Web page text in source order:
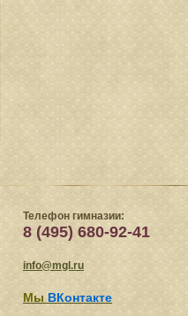
Телефон гимназии:
8 (495) 680-92-41
info@mgl.ru
Мы ВКонтакте